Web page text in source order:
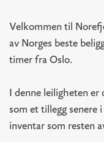
Velkommen til
av Norges beste
timer fra Oslo.
I denne leiligheten
som et tillegg senere
inventar som resten